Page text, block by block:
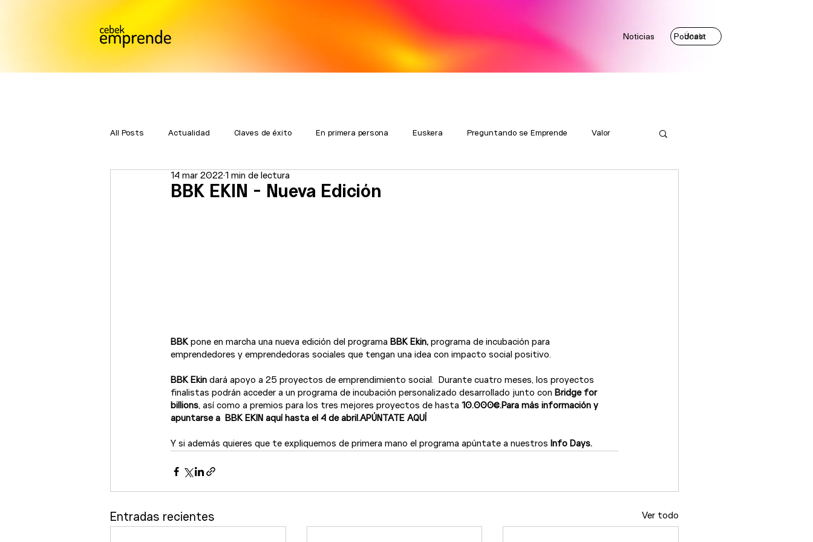
Únete
Noticias Podcast
All Posts Actualidad Claves de éxito En primera persona Euskera Preguntando se Emprende Valor
BBK EKIN - Nueva Edición
14 mar 2022 1 min de lectura
BBK pone en marcha una nueva edición del programa BBK Ekin, programa de incubación para
emprendedores y emprendedoras sociales que tengan una idea con impacto social positivo.
BBK Ekin dará apoyo a 25 proyectos de emprendimiento social.  Durante cuatro meses, los proyectos
finalistas podrán acceder a un programa de incubación personalizado desarrollado junto con Bridge for
billions, así como a premios para los tres mejores proyectos de hasta 10.000€.Para más información y
apuntarse a
BBK EKIN aquí hasta el 4 de abril.APÚNTATE AQUÍ
Y si además quieres que te expliquemos de primera mano el programa apúntate a nuestros Info Days.
Entradas recientes Ver todo